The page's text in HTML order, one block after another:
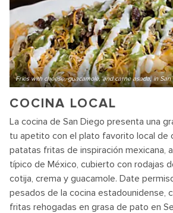
Fries with cheese, guacamole, and carne asada, in San
COCINA LOCAL
La cocina de San Diego presenta una
tu apetito con el plato favorito local de
patatas fritas de inspiración mexicana,
típico de México, cubierto con rodajas
cotija, crema y guacamole. Date
pesados de la cocina estadounidense,
fritas rehogadas en grasa de pato en